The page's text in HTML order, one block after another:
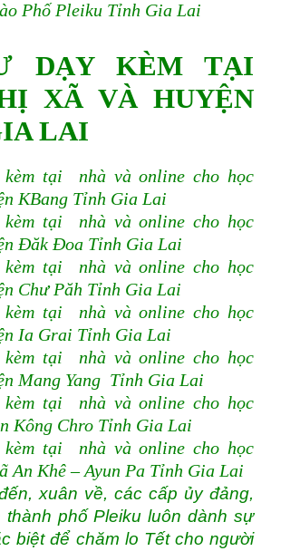
Phố Pleiku Tỉnh Gia Lai
DẠY KÈM TẠI
XÃ VÀ HUYỆN
LAI
kèm tại nhà và online cho học
KBang Tỉnh Gia Lai
kèm tại nhà và online cho học
Đăk Đoa Tỉnh Gia Lai
kèm tại nhà và online cho học
Chư Păh Tỉnh Gia Lai
kèm tại nhà và online cho học
Ia Grai Tỉnh Gia Lai
kèm tại nhà và online cho học
Mang Yang Tỉnh Gia Lai
kèm tại nhà và online cho học
Kông Chro Tỉnh Gia Lai
kèm tại nhà và online cho học
An Khê – Ayun Pa Tỉnh Gia Lai
xuân về, các cấp ủy đảng,
thành phố Pleiku luôn dành sự
biệt để chăm lo Tết cho người